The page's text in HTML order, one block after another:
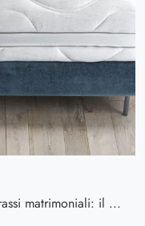
Scopri nel nostro showroom i Materassi matrimoniali: il modello Ergo Plus in memory foam ti aspetta per assicurarti il sonno più profondo.